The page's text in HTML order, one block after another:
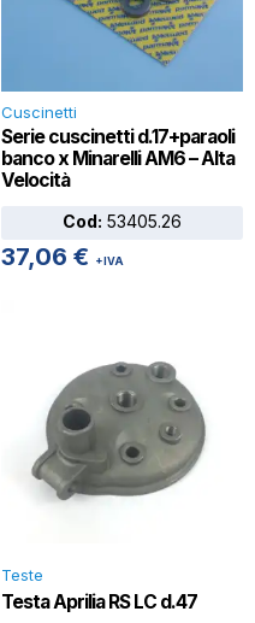
Cuscinetti
Serie cuscinetti d.17+paraoli
banco x Minarelli AM6 – Alta
Velocità
Cod: 53405.26
37,06 € +IVA
Teste
Testa Aprilia RS LC d.47